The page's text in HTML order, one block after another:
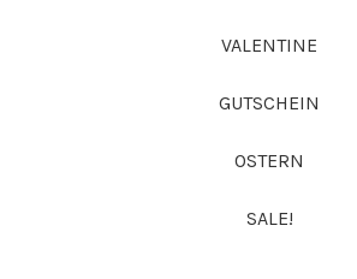
VALENTINE
GUTSCHEIN
OSTERN
SALE!